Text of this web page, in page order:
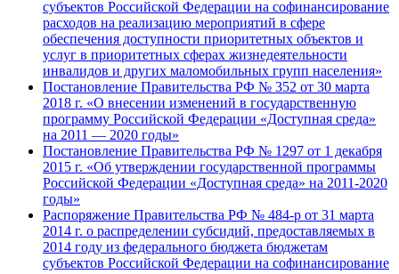
субъектов Российской Федерации на софинансирование
расходов на реализацию мероприятий в сфере
обеспечения доступности приоритетных объектов и
услуг в приоритетных сферах жизнедеятельности
инвалидов и других маломобильных групп населения»
Постановление Правительства РФ № 352 от 30 марта
2018 г. «О внесении изменений в государственную
программу Российской Федерации «Доступная среда»
на 2011 — 2020 годы»
Постановление Правительства РФ № 1297 от 1 декабря
2015 г. «Об утверждении государственной программы
Российской Федерации «Доступная среда» на 2011-2020
годы»
Распоряжение Правительства РФ № 484-р от 31 марта
2014 г. о распределении субсидий, предоставляемых в
2014 году из федерального бюджета бюджетам
субъектов Российской Федерации на софинансирование